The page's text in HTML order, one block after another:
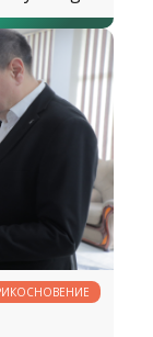
tabrik